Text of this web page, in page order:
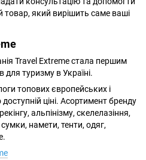
який вирішить саме ваші
Travel Extreme стала першим
туризму в Україні.
топових європейських і
ціні. Асортимент бренду
альпінізму, скелелазіння,
намети, тенти, одяг,